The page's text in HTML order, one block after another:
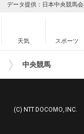
データ提供：日本中央競馬会
天気 スポーツ
中央競馬
(C) NTT DOCOMO, INC.